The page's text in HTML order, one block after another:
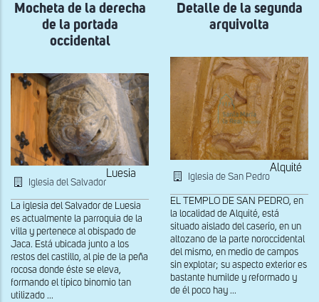
de
Maria
de
l’Om
Mocheta de la derecha
de la portada
occidental
Iglesia del Salvador
Luesia
La iglesia del Salvador de Luesia
es actualmente la parroquia de la
villa y pertenece al obispado de
Jaca. Está ubicada junto a los
restos del castillo, al pie de la peña
rocosa donde éste se eleva,
formando el típico binomio tan
utilizado ...
Detalle de la segunda
arquivolta
Iglesia de San Pedro
Alquité
EL TEMPLO DE SAN PEDRO, en
la localidad de Alquité, está
situado aislado del caserío, en un
altozano de la parte noroccidental
del mismo, en medio de campos
sin explotar; su aspecto exterior es
bastante humilde y reformado y
de él poco hay ...